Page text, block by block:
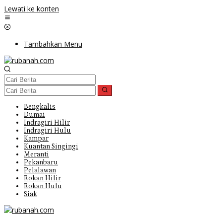
Lewati ke konten
Tambahkan Menu
Bengkalis
Dumai
Indragiri Hilir
Indragiri Hulu
Kampar
Kuantan Singingi
Meranti
Pekanbaru
Pelalawan
Rokan Hilir
Rokan Hulu
Siak